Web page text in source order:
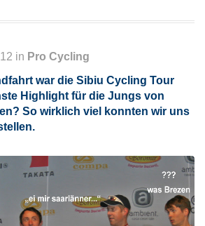
in Pro Cycling
war die Sibiu Cycling Tour
Highlight für die Jungs von
So wirklich viel konnten wir uns